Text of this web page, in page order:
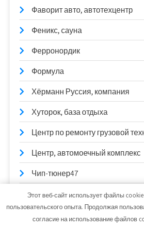
Фаворит авто, автотехцентр
Феникс, сауна
Ферронордик
Формула
Хёрманн Руссия, компания
Хуторок, база отдыха
Центр по ремонту грузовой
Центр, автомоечный комплекс
Чип-тюнер47
Чисто Car, автомойка
Чистый цвет, автомойка
Этот веб-сайт использует файлы
пользовательского опыта. Продолжая
согласие на использование файлов